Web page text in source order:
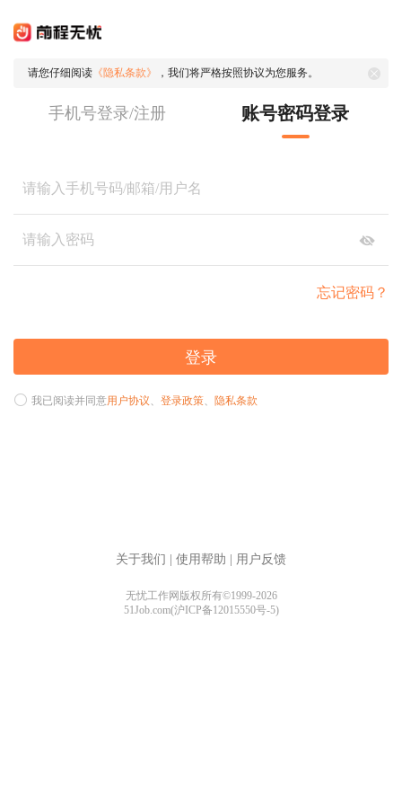
请您仔细阅读 《隐私条款》 ，我们将严格按照协议为您服务。
手机号登录/注册 账号密码登录
忘记密码？
登录
我已阅读并同意用户协议、 登录政策、 隐私条款
关于我们 使用帮助 用户反馈
无忧工作网版权所有©1999-2026
51Job.com(沪ICP备12015550号-5)